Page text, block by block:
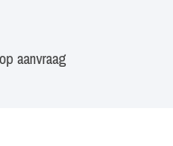
aanvraag